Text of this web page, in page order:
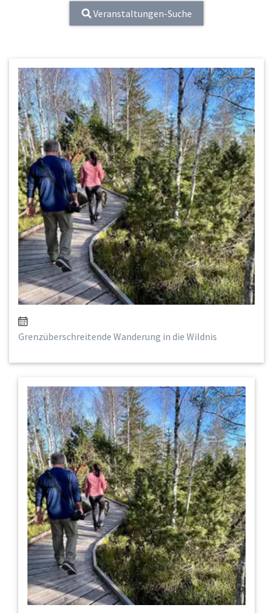
Veranstaltungen-Suche
Grenzüberschreitende Wanderung in die Wildnis